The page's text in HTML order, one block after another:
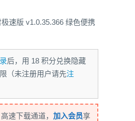
速版 v1.0.35.366 绿色便携
后，用 18 积分兑换隐藏
（未注册用户请先注
速下载通道， 加入会员享